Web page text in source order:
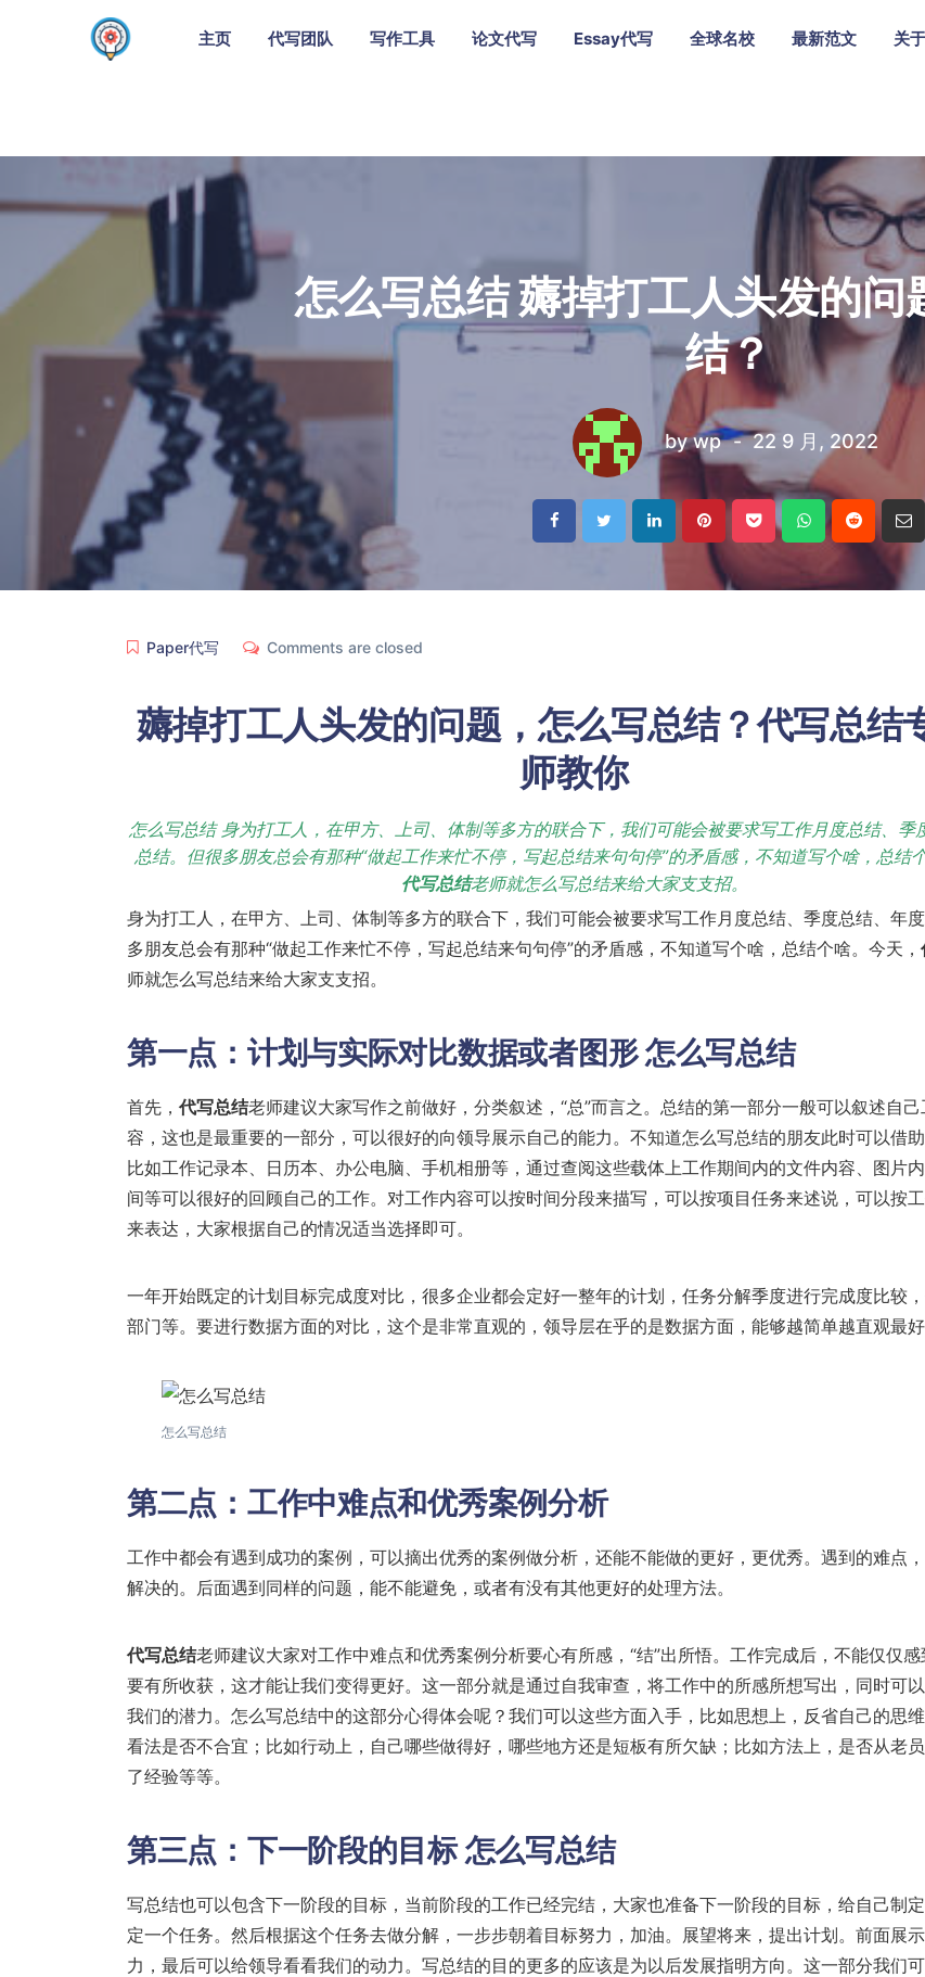
主页 代写团队 写作工具 论文代写 Essay代写 全球名校 最新范文 关
怎么写总结 薅掉打工人头发的问
结？
by wp 22 9 月, 2022
Paper代写 Comments are closed
薅掉打工人头发的问题，怎么写总结？代写总结
师教你
怎么写总结 身为打工人，在甲方、上司、体制等多方的联合下，我们可能会被要求写工作月度总结、季
总结。但很多朋友总会有那种“做起工作来忙不停，写起总结来句句停”的矛盾感，不知道写个啥，总结
代写总结老师就怎么写总结来给大家支支招。
身为打工人，在甲方、上司、体制等多方的联合下，我们可能会被要求写工作月度总结、季度总结、年
多朋友总会有那种“做起工作来忙不停，写起总结来句句停”的矛盾感，不知道写个啥，总结个啥。今天，
师就怎么写总结来给大家支支招。
第一点：计划与实际对比数据或者图形怎么写总结
首先， 代写总结老师建议大家写作之前做好，分类叙述，“总”而言之。总结的第一部分一般可以叙述自
容，这也是最重要的一部分，可以很好的向领导展示自己的能力。不知道怎么写总结的朋友此时可以借助
比如工作记录本、日历本、办公电脑、手机相册等，通过查阅这些载体上工作期间内的文件内容、图片
间等可以很好的回顾自己的工作。对工作内容可以按时间分段来描写，可以按项目任务来述说，可以按
来表达，大家根据自己的情况适当选择即可。
一年开始既定的计划目标完成度对比，很多企业都会定好一整年的计划，任务分解季度进行完成度比较
部门等。要进行数据方面的对比，这个是非常直观的，领导层在乎的是数据方面，能够越简单越直观最好
怎么写总结
第二点：工作中难点和优秀案例分析
工作中都会有遇到成功的案例，可以摘出优秀的案例做分析，还能不能做的更好，更优秀。遇到的难点
解决的。后面遇到同样的问题，能不能避免，或者有没有其他更好的处理方法。
代写总结老师建议大家对工作中难点和优秀案例分析要心有所感，“结”出所悟。工作完成后，不能仅仅
要有所收获，这才能让我们变得更好。这一部分就是通过自我审查，将工作中的所感所想写出，同时可
我们的潜力。怎么写总结中的这部分心得体会呢？我们可以这些方面入手，比如思想上，反省自己的思
看法是否不合宜；比如行动上，自己哪些做得好，哪些地方还是短板有所欠缺；比如方法上，是否从老
了经验等等。
第三点：下一阶段的目标怎么写总结
写总结也可以包含下一阶段的目标，当前阶段的工作已经完结，大家也准备下一阶段的目标，给自己制定
定一个任务。然后根据这个任务去做分解，一步步朝着目标努力，加油。展望将来，提出计划。前面展
力，最后可以给领导看看我们的动力。写总结的目的更多的应该是为以后发展指明方向。这一部分我们